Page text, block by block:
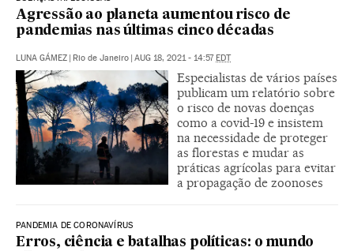
Agressão ao planeta aumentou risco de
pandemias nas últimas cinco décadas
Rio de Janeiro AUG 18, 2021 - 14:57 EDT
Especialistas de vários países
publicam um relatório sobre
o risco de novas doenças
como a covid-19 e insistem
na necessidade de proteger
as florestas e mudar as
práticas agrícolas para evitar
a propagação de zoonoses
PANDEMIA DE CORONAVÍRUS
Erros, ciência e batalhas políticas: o mundo